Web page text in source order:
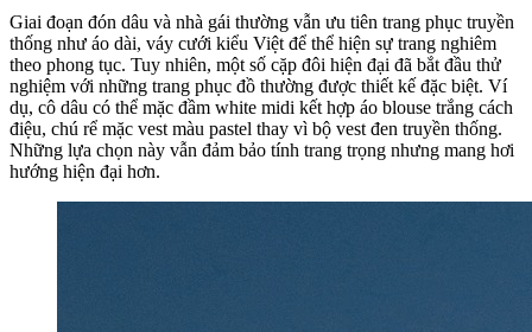
Giai đoạn đón dâu và nhà gái thường vẫn ưu tiên trang phục truyền
thống như áo dài, váy cưới kiểu Việt để thể hiện sự trang nghiêm
theo phong tục. Tuy nhiên, một số cặp đôi hiện đại đã bắt đầu thử
nghiệm với những trang phục đồ thường được thiết kế đặc biệt. Ví
dụ, cô dâu có thể mặc đầm white midi kết hợp áo blouse trắng cách
điệu, chú rể mặc vest màu pastel thay vì bộ vest đen truyền thống.
Những lựa chọn này vẫn đảm bảo tính trang trọng nhưng mang hơi
hướng hiện đại hơn.